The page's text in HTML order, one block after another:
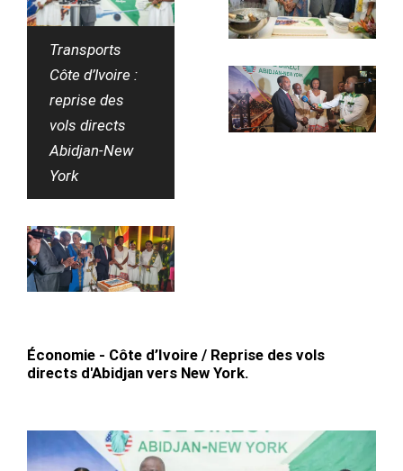
Transports
Côte d’Ivoire :
reprise des
vols directs
Abidjan-New
York
Économie - Côte d’Ivoire / Reprise des vols
directs d'Abidjan vers New York.